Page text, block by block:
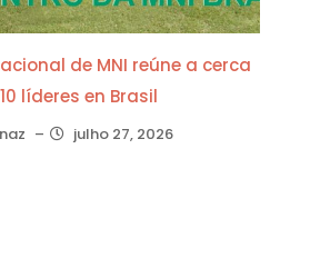
de MNI reúne a cerca
líderes en Brasil
– julho 27, 2026